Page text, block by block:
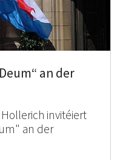
an der
invitéiert
an der